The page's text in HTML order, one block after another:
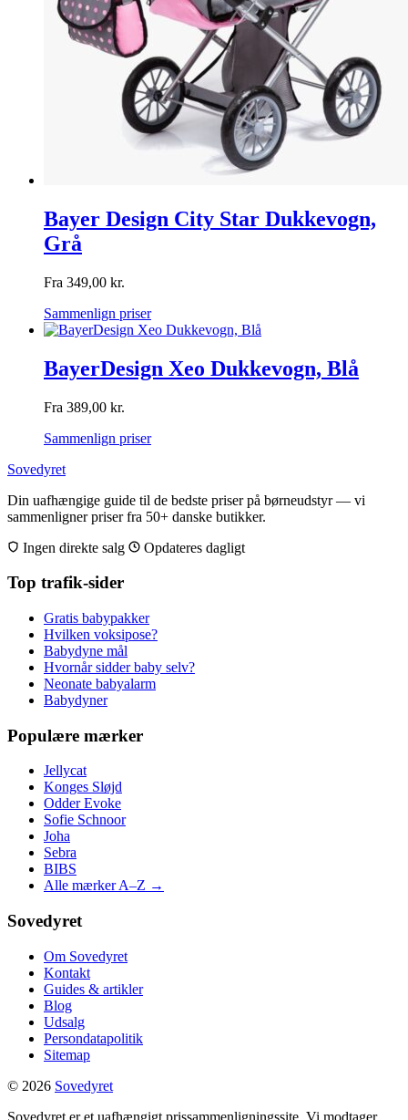
Bayer Design City Star Dukkevogn,
Grå
Fra 349,00 kr.
Sammenlign priser
BayerDesign Xeo Dukkevogn, Blå
Fra 389,00 kr.
Sammenlign priser
Sovedyret
Din uafhængige guide til de bedste priser på børneudstyr — vi
sammenligner priser fra 50+ danske butikker.
Ingen direkte salg
Opdateres dagligt
Top trafik-sider
Gratis babypakker
Hvilken voksipose?
Babydyne mål
Hvornår sidder baby selv?
Neonate babyalarm
Babydyner
Populære mærker
Jellycat
Konges Sløjd
Odder Evoke
Sofie Schnoor
Joha
Sebra
BIBS
Alle mærker A–Z →
Sovedyret
Om Sovedyret
Kontakt
Guides & artikler
Blog
Udsalg
Persondatapolitik
Sitemap
© 2026 Sovedyret
Sovedyret er et uafhængigt prissammenligningssite. Vi modtager